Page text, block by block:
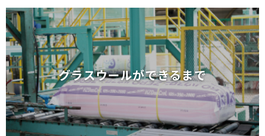
グラスウールができるまで
グラスウールができるまで